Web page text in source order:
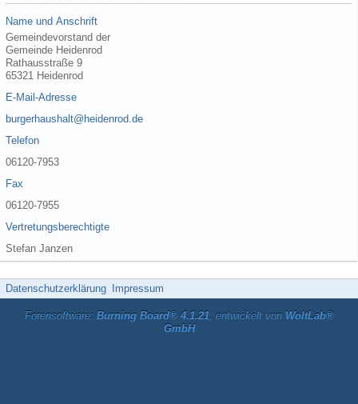
Name und Anschrift
Gemeindevorstand der
Gemeinde Heidenrod
Rathausstraße 9
65321 Heidenrod
E-Mail-Adresse
burgerhaushalt@heidenrod.de
Telefon
06120-7953
Fax
06120-7955
Vertretungsberechtigte
Stefan Janzen
Datenschutzerklärung Impressum
Forensoftware: Burning Board® 4.1.21, entwickelt von WoltLab®
GmbH